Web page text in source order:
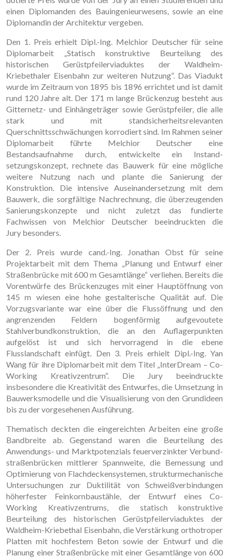
einen Diplomanden des Bauingenieurwesens, sowie an eine
Diplomandin der Architektur vergeben.
Den 1. Preis erhielt Dipl.-Ing. Melchior Deutscher für seine
Diplomarbeit „Statisch konstruktive Beur­teilung des
historischen Gerüstpfeilerviaduktes der Waldheim-
Kriebethaler Eisenbahn zur weiteren Nutzung“. Das Viadukt
wurde im Zeitraum von 1895 bis 1896 errichtet und ist damit
rund 120 Jahre alt. Der 171 m lange Brückenzug besteht aus
Gitternetz- und Einhängeträger sowie Gerüstpfeiler, die alle
stark und mit standsicherheits­relevanten
Querschnittsschwächungen korrodiert sind. Im Rahmen seiner
Diplomarbeit führte Melchior Deutscher eine
Bestandsaufnahme durch, entwickelte ein Instand­
setzungskonzept, rechnete das Bauwerk für eine mögliche
weitere Nutzung nach und plante die Sanierung der
Konstruktion. Die intensive Auseinandersetzung mit dem
Bauwerk, die sorgfältige Nachrechnung, die überzeugenden
Sanierungskonzepte und nicht zuletzt das fundierte
Fachwissen von Melchior Deutscher beeindruckten die
Jury besonders.
Der 2. Preis wurde cand.-Ing. Jonathan Obst für seine
Projektarbeit mit dem Thema „Planung und Entwurf einer
Straßenbrücke mit 600 m Gesamtlänge“ verliehen. Bereits die
Vorentwürfe des Brückenzuges mit einer Hauptöffnung von
145 m wiesen eine hohe gestal­terische Qualität auf. Die
Vorzugsvariante war eine über die Flussöffnung und den
angren­zenden Feldern bogenförmig aufgevoutete
Stahlverbundkonstruktion, die an den Auflager­punkten
aufgelöst ist und sich hervorragend in die ebene
Flusslandschaft einfügt. Den 3. Preis erhielt Dipl.-Ing. Yan
Wang für ihre Diplomarbeit mit dem Titel „InterDream – Co-
Working Kreativzentrum“. Die Jury beeindruckte
insbesondere die Kreativität des Entwurfes, die Umsetzung in
Bauwerksmodelle und die Visualisierung von den Grundideen
bis zu der vorgesehenen Ausführung.
Thematisch deckten die eingereichten Arbeiten eine große
Bandbreite ab. Gegenstand waren die Beurteilung des
Anwendungs- und Marktpotenzials feuerverzinkter Verbund­
straßenbrücken mittlerer Spannweite, die Bemessung und
Optimierung von Flach­decken­systemen, strukturmechanische
Untersuchungen zur Duktilität von Schweißverbindungen
höherfester Feinkornbaustähle, der Entwurf eines Co-
Working Kreativzentrums, die statisch konstruktive
Beurteilung des historischen Gerüstpfeilerviaduktes der
Waldheim-Kriebethal Eisenbahn, die Verstärkung orthotroper
Platten mit hochfestem Beton sowie der Entwurf und die
Planung einer Straßenbrücke mit einer Gesamtlänge von 600